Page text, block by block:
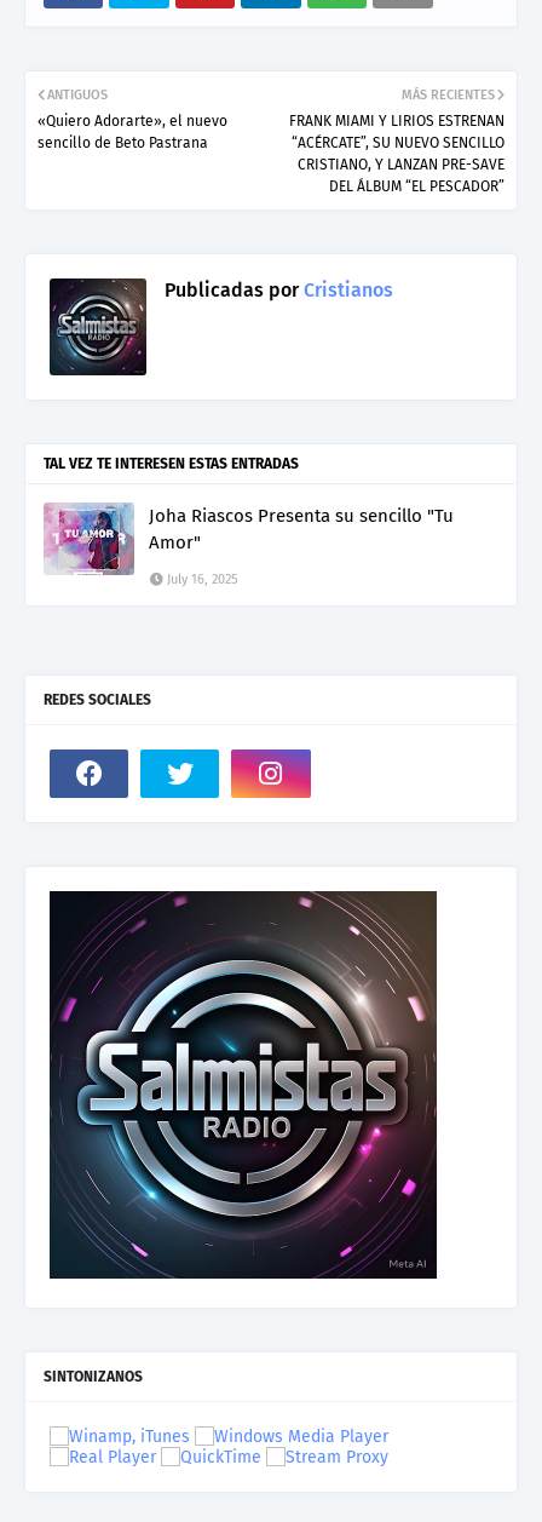
MÁS RECIENTES
FRANK MIAMI Y LIRIOS ESTRENAN
“ACÉRCATE”, SU NUEVO SENCILLO
CRISTIANO, Y LANZAN PRE-SAVE
DEL ÁLBUM “EL PESCADOR”
ANTIGUOS
«Quiero Adorarte», el nuevo
sencillo de Beto Pastrana
Publicadas porCristianos
TAL VEZ TE INTERESEN ESTAS ENTRADAS
Joha Riascos Presenta su sencillo "Tu
Amor"
July 16, 2025
REDES SOCIALES
SINTONIZANOS